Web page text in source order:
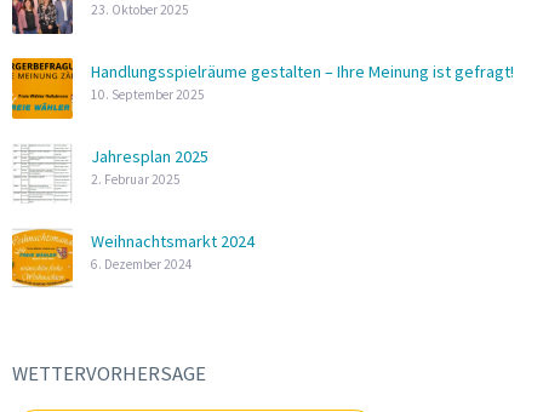
23. Oktober 2025
Handlungsspielräume gestalten – Ihre Meinung ist gefragt!
10. September 2025
Jahresplan 2025
2. Februar 2025
Weihnachtsmarkt 2024
6. Dezember 2024
WETTERVORHERSAGE